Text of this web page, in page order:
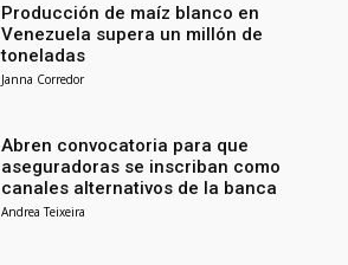
Producción de maíz blanco en
Venezuela supera un millón de
toneladas
Janna Corredor
Abren convocatoria para que
aseguradoras se inscriban como
canales alternativos de la banca
Andrea Teixeira